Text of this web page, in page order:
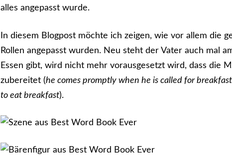
alles angepasst wurde.
In diesem Blogpost möchte ich zeigen, wie vor allem die
Rollen angepasst wurden. Neu steht der Vater auch mal
Essen gibt, wird nicht mehr vorausgesetzt wird, dass die
zubereitet (he comes promptly when he is called for
to eat breakfast).